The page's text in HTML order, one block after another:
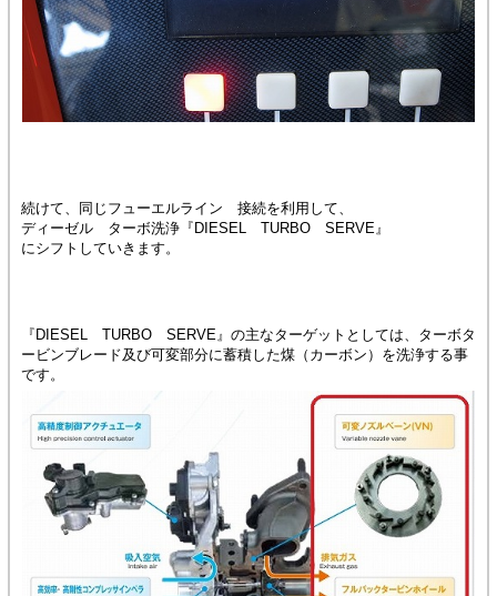
続けて、同じフューエルライン 接続を利用して、
ディーゼル ターボ洗浄『DIESEL TURBO SERVE』
にシフトしていきます。
『DIESEL TURBO SERVE』の主なターゲットとしては、ターボタ
ービンブレード及び可変部分に蓄積した煤（カーボン）を洗浄する事
です。